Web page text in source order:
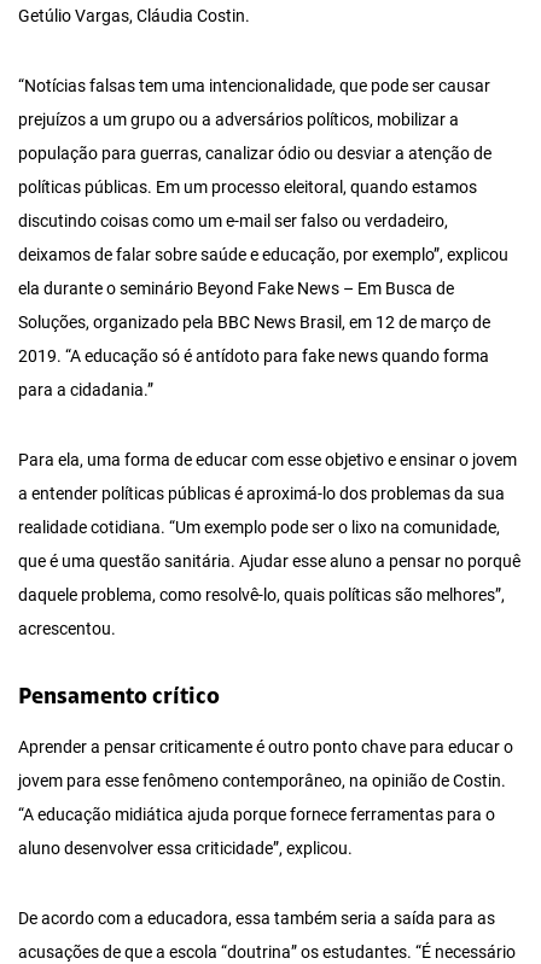
Getúlio Vargas, Cláudia Costin.
“Notícias falsas tem uma intencionalidade, que pode ser causar
prejuízos a um grupo ou a adversários políticos, mobilizar a
população para guerras, canalizar ódio ou desviar a atenção de
políticas públicas. Em um processo eleitoral, quando estamos
discutindo coisas como um e-mail ser falso ou verdadeiro,
deixamos de falar sobre saúde e educação, por exemplo”, explicou
ela durante o seminário Beyond Fake News – Em Busca de
Soluções, organizado pela BBC News Brasil, em 12 de março de
2019. “A educação só é antídoto para fake news quando forma
para a cidadania.”
Para ela, uma forma de educar com esse objetivo e ensinar o jovem
a entender políticas públicas é aproximá-lo dos problemas da sua
realidade cotidiana. “Um exemplo pode ser o lixo na comunidade,
que é uma questão sanitária. Ajudar esse aluno a pensar no porquê
daquele problema, como resolvê-lo, quais políticas são melhores”,
acrescentou.
Pensamento crítico
Aprender a pensar criticamente é outro ponto chave para educar o
jovem para esse fenômeno contemporâneo, na opinião de Costin.
“A educação midiática ajuda porque fornece ferramentas para o
aluno desenvolver essa criticidade”, explicou.
De acordo com a educadora, essa também seria a saída para as
acusações de que a escola “doutrina” os estudantes. “É necessário